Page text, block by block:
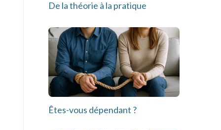
De la théorie à la pratique
Êtes-vous dépendant ?